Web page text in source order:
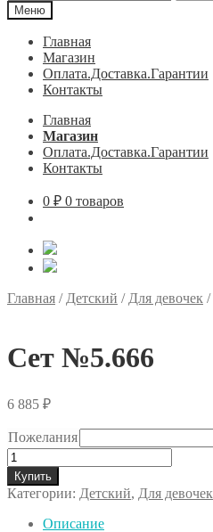
Меню
Главная
Магазин
Оплата.Доставка.Гарантии
Контакты
Главная
Магазин
Оплата.Доставка.Гарантии
Контакты
0 ₽ 0 товаров
Главная / Детский / Для девочек /
Сет №5.666
6 885 ₽
Пожелания
Количество
товара
Сет
№5.666
Купить
Категории: Детский, Для девочек
Описание